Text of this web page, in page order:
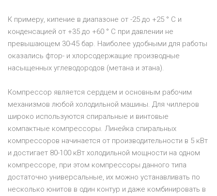
К примеру, кипение в диапазоне от -25 до +25 ° C и
конденсацией от +35 до +60 ° C при давлении не
превышающем 30-45 бар. Наиболее удобными для работы
оказались фтор- и хлорсодержащие производные
насыщенных углеводородов (метана и этана).
Компрессор является сердцем и основным рабочим
механизмов любой холодильной машины. Для чиллеров
широко используются спиральные и винтовые
компактные компрессоры. Линейка спиральных
компрессоров начинается от производительности в 5 кВт
и достигает 80-100 кВт холодильной мощности на одном
компрессоре, при этом компрессоры данного типа
достаточно универсальные, их можно устанавливать по
несколько юнитов в один контур и даже комбинировать в